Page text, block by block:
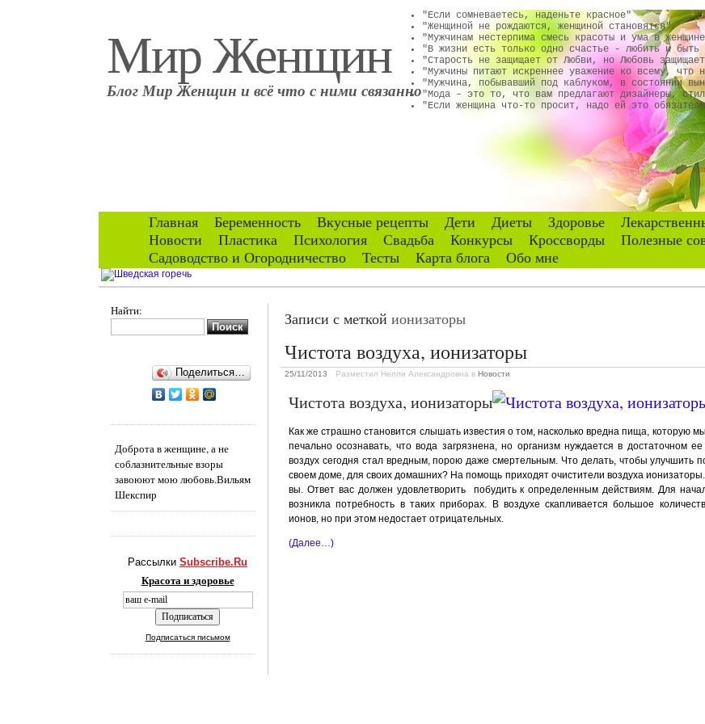
Мир Женщин
Блог Мир Женщин и всё что с ними связанно
"Если сомневаетесь, наденьте красное"
"Женщиной не рождаются, женщиной становятся"
"Мужчинам нестерпима смесь красоты и ума в
"В жизни есть только одно счастье - любить и быть
"Старость не защищает от Любви, но Любовь
"Мужчины питают искреннее уважение ко всему, что
"Мужчина, побывавший под каблуком, в состоянии
"Мода – это то, что вам предлагают дизайнеры,
"Если женщина что-то просит, надо ей это
Главная Беременность Вкусные рецепты Дети Диеты Здоровье
Новости
Пластика Психология Свадьба Конкурсы Кроссворды Полезные
Садоводство и Огородничество
Тесты Карта блога Обо мне
Записи с меткой ионизаторы
Чистота воздуха, ионизаторы
25/11/2013 Разместил Нелли Александровна в Новости
Чистота воздуха, ионизаторы
Как же страшно становится слышать известия о том, насколько вредна пища, которую
печально осознавать, что вода загрязнена, но организм нуждается в достаточном
воздух сегодня стал вредным, порою даже смертельным. Что делать, чтобы улучшить
своем доме, для своих домашних? На помощь приходят очистители воздуха ионизаторы.
вы. Ответ вас должен удовлетворить побудить к определенным действиям. Для
возникла потребность в таких приборах. В воздухе скапливается большое
ионов, но при этом недостает отрицательных.
(Далее…)
Найти:
Поделиться…
Доброта в женщине, а не
соблазнительные взоры
завоюют мою любовь.Вильям
Шекспир
Рассылки Subscribe.Ru
Красота и здоровье
Подписаться письмом